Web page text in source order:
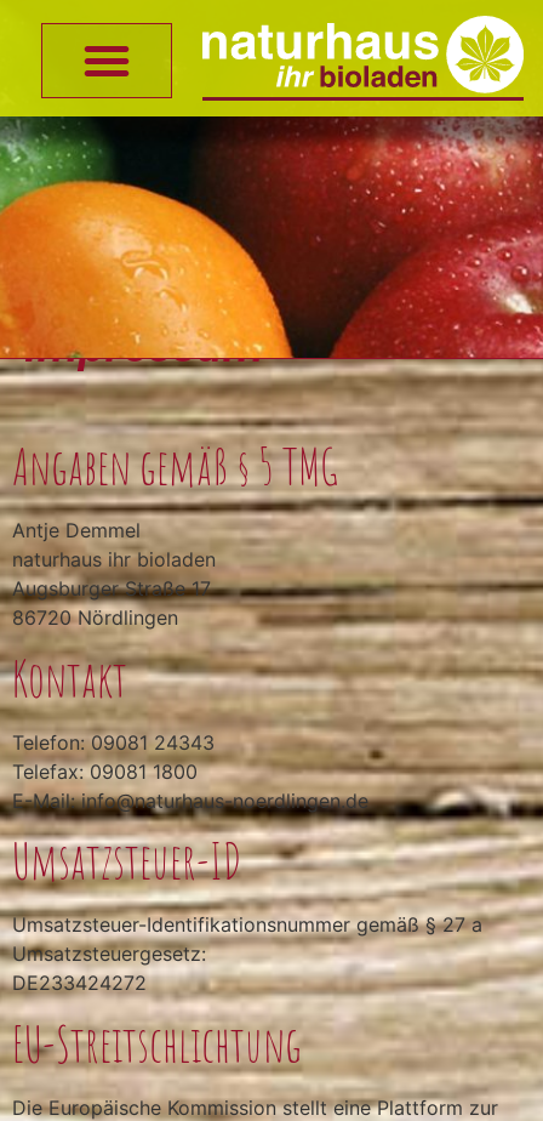
naturhaus
Impressum
Angaben gemäß § 5 TMG
Antje Demmel
naturhaus ihr bioladen
Augsburger Straße 17
86720 Nördlingen
Kontakt
Telefon: 09081 24343
Telefax: 09081 1800
E-Mail: info@naturhaus-noerdlingen.de
Umsatzsteuer-ID
Umsatzsteuer-Identifikationsnummer gemäß § 27 a
Umsatzsteuergesetz:
DE233424272
EU-Streitschlichtung
Die Europäische Kommission stellt eine Plattform zur